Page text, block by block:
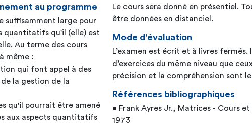
au programme
suffisamment large pour
quantitatifs qu'il (elle) est
Au terme des cours
même :
qui font appel à des
la gestion de la
qu'il pourrait être amené
aux aspects quantitatifs
Le cours sera donné en présentiel.
être données en distanciel.
Mode d'évaluation
L’examen est écrit et à livres
d’exercices du même niveau que
précision et la compréhension sont
Références bibliographiques
• Frank Ayres Jr., Matrices - Cours
1973